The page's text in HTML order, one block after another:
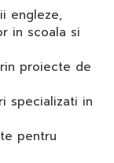
engleze,
in scoala si
proiecte de
specializati in
pentru